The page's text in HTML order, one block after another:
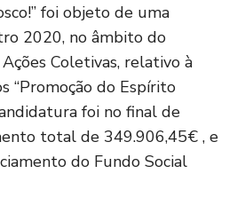
foi objeto de uma
2020, no âmbito do
Coletivas, relativo à
“Promoção do Espírito
foi no final de
total de 349.906,45€ , e
do Fundo Social